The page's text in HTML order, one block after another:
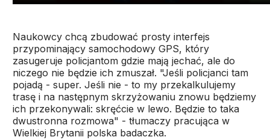
Naukowcy chcą zbudować prosty interfejs
przypominający samochodowy GPS, który
zasugeruje policjantom gdzie mają jechać, ale do
niczego nie będzie ich zmuszał. "Jeśli policjanci tam
pojadą - super. Jeśli nie - to my przekalkulujemy
trasę i na następnym skrzyżowaniu znowu będziemy
ich przekonywali: skręćcie w lewo. Będzie to taka
dwustronna rozmowa" - tłumaczy pracująca w
Wielkiej Brytanii polska badaczka.